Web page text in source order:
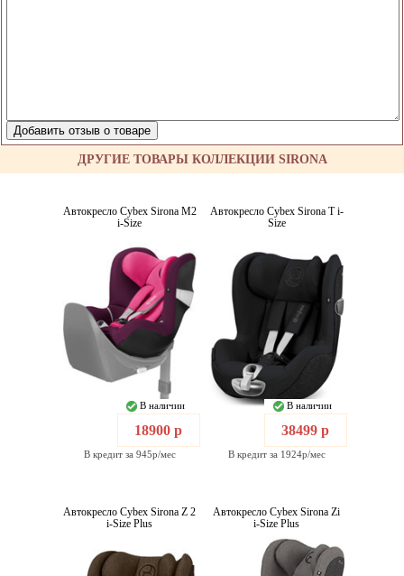
ДРУГИЕ ТОВАРЫ КОЛЛЕКЦИИ SIRONA
Автокресло Cybex Sirona M2
i-Size
В наличии
18900 р
В кредит за 945р/мес
Автокресло Cybex Sirona T i-
Size
В наличии
38499 р
В кредит за 1924р/мес
Автокресло Cybex Sirona Z 2
i-Size Plus
Автокресло Cybex Sirona Zi
i-Size Plus